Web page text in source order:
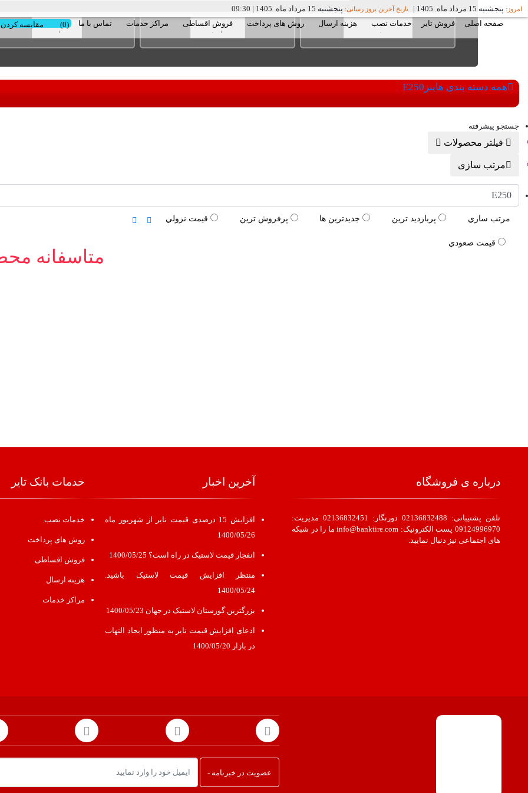
صفحه اصلی فروش تایر خدمات نصب هزینه ارسال روش های پرداخت فروش اقساطی مراکز خدمات تماس با ما (0) مقایسه کردن
امروز: پنجشنبه 15 مرداد ماه 1405 | تاریخ آخرین بروز رسانی: پنجشنبه 15 مرداد ماه 1405 |
09:30
همه دسته بندی هابنز E250
جستجو پیشرفته
فیلتر محصولات
مرتب سازی
E250
مرتب سازي پربازديد ترين جديدترين ها پرفروش ترين قيمت نزولي
قيمت صعودي
متاسفانه
درباره ی فروشگاه
تلفن پشتیبانی: 02136832488 دورنگار: 02136832451 مدیریت:
09124996970 پست الکترونیک: info@banktire.com ما را در شبکه
های اجتماعی نیز دنبال نمایید.
آخرین اخبار
افزایش 15 درصدی قیمت تایر از شهریور ماه
1400/05/26
انفجار قیمت لاستیک در راه است؟ 1400/05/25
منتظر افزایش قیمت لاستیک باشید.
1400/05/24
بزرگترین گورستان لاستیک در جهان 1400/05/23
ادعای افزایش قیمت تایر به منظور ایجاد التهاب
در بازار 1400/05/20
خدمات بانک تایر
خدمات نصب
روش های پرداخت
فروش اقساطی
هزینه ارسال
مراکز خدمات
عضویت در خبرنامه -